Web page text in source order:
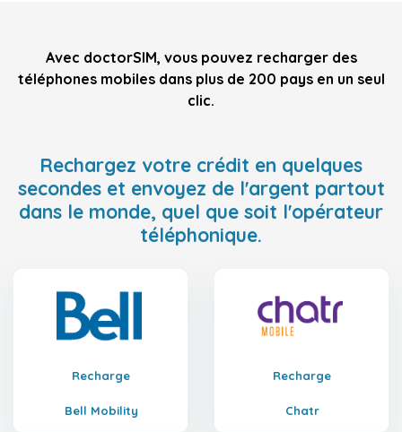
Avec doctorSIM, vous pouvez recharger des
téléphones mobiles dans plus de 200 pays en un seul
clic.
Rechargez votre crédit en quelques
secondes et envoyez de l'argent partout
dans le monde, quel que soit l'opérateur
téléphonique.
Recharge
Bell Mobility
Recharge
Chatr